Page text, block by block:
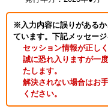
※入力内容に誤りがある
ています。下記メッセージ
セッション情報が正し
誠に恐れ入りますが一
たします。
解決されない場合はお
ください。